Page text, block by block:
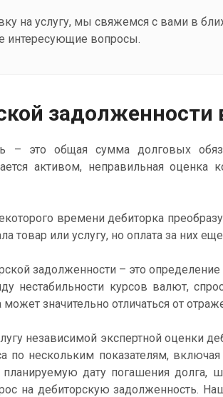
на услугу, мы свяжемся с вами в
интересующие вопросы.
задолженности
– это общая сумма долговых
активом, неправильная
времени дебиторка
товар или услугу, но оплата за них
задолженности – это
нестабильности курсов валют,
значительно отличаться от
независимой экспертной оценки
по нескольким показателям,
планируемую дату погашения
на дебиторскую задолженность. Н